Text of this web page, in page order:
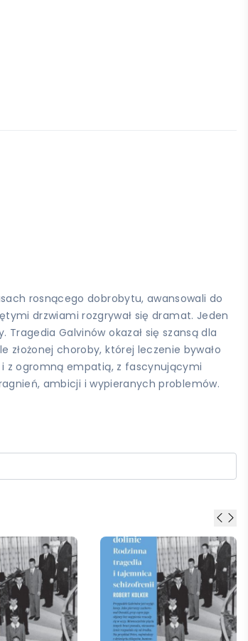
rosnącego dobrobytu, awansowali do
drzwiami rozgrywał się dramat. Jeden
Galvinów okazał się szansą dla
choroby, której leczenie bywało
i z ogromną empatią, z fascynującymi
ambicji i wypieranych problemów.